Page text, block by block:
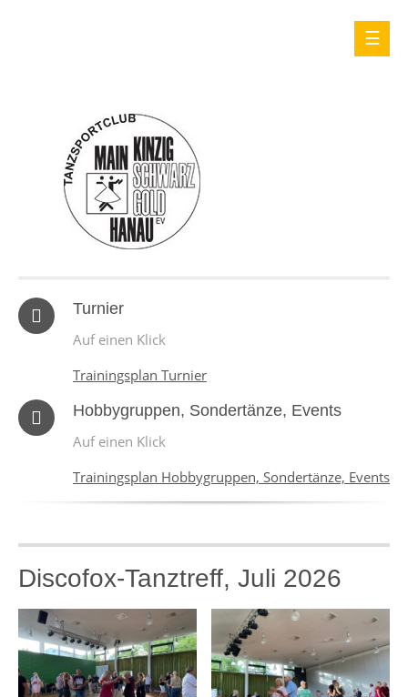
Turnier
Auf einen Klick
Trainingsplan Turnier
Hobbygruppen, Sondertänze, Events
Auf einen Klick
Trainingsplan Hobbygruppen, Sondertänze, Events
Discofox-Tanztreff, Juli 2026